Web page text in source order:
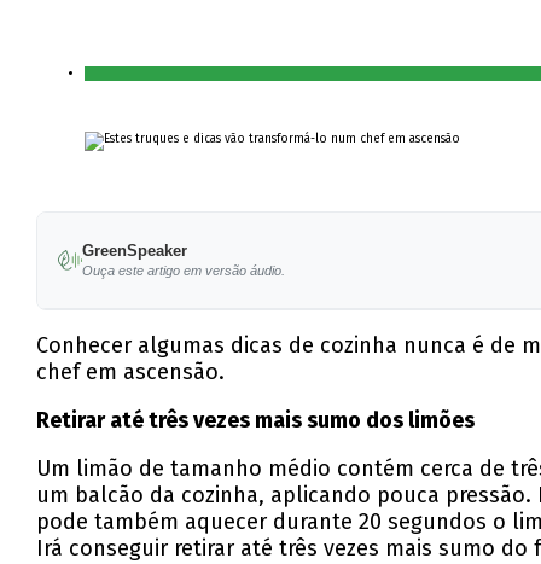
GreenSpeaker
Ouça este artigo em versão áudio.
Conhecer algumas dicas de cozinha nunca é de
chef em ascensão.
Retirar até três vezes mais sumo dos limões
Um limão de tamanho médio contém cerca de
um balcão da cozinha, aplicando pouca
pode também aquecer durante 20 segundos o
Irá conseguir retirar até três vezes mais sumo do